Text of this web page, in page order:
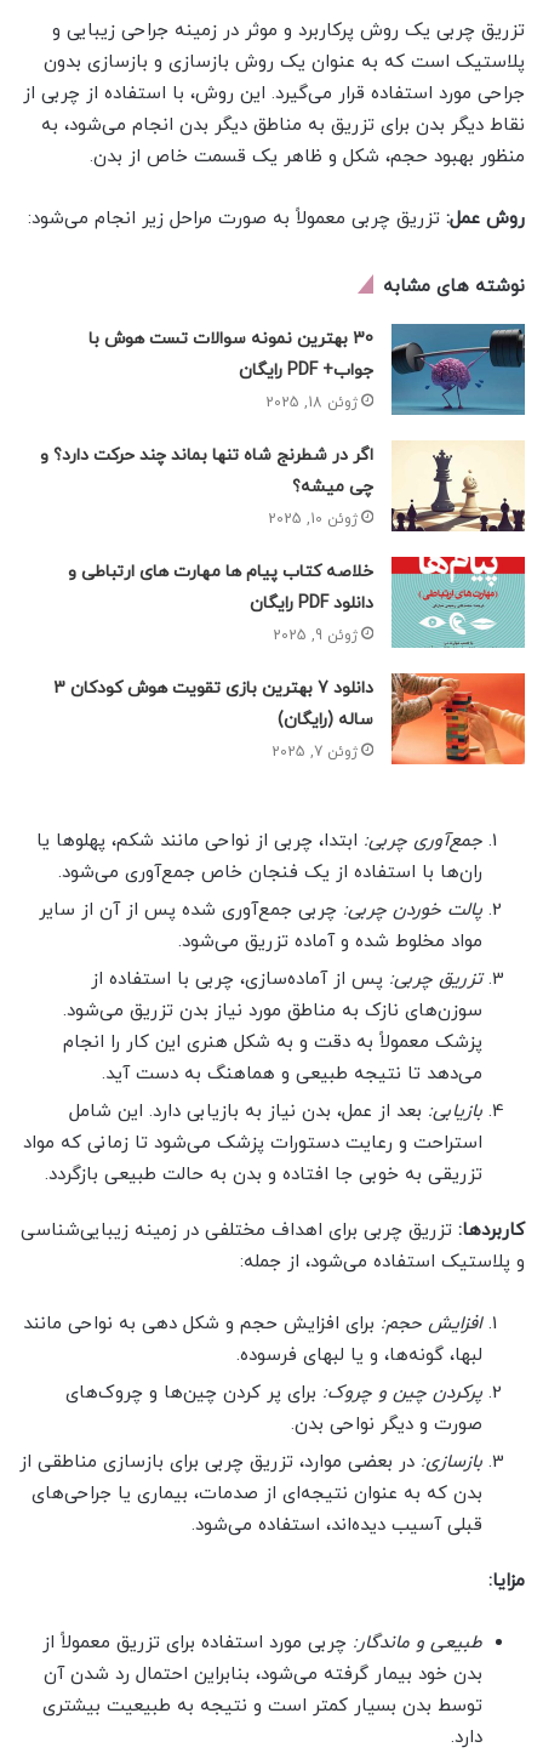
تزریق چربی یک روش پرکاربرد و موثر در زمینه جراحی زیبایی و
پلاستیک است که به عنوان یک روش بازسازی و بازسازی بدون
جراحی مورد استفاده قرار می‌گیرد. این روش، با استفاده از چربی از
نقاط دیگر بدن برای تزریق به مناطق دیگر بدن انجام می‌شود، به
منظور بهبود حجم، شکل و ظاهر یک قسمت خاص از بدن.
روش عمل: تزریق چربی معمولاً به صورت مراحل زیر انجام می‌شود:
نوشته های مشابه
30 بهترین نمونه سوالات تست هوش با
جواب+ PDF رایگان
ژوئن 18, 2025
اگر در شطرنج شاه تنها بماند چند حرکت دارد؟ و
چی میشه؟
ژوئن 10, 2025
خلاصه کتاب پیام ها مهارت های ارتباطی و
دانلود PDF رایگان
ژوئن 9, 2025
دانلود 7 بهترین بازی تقویت هوش کودکان 3
ساله (رایگان)
ژوئن 7, 2025
جمع‌آوری چربی: ابتدا، چربی از نواحی مانند شکم، پهلوها یا
ران‌ها با استفاده از یک فنجان خاص جمع‌آوری می‌شود.
پالت خوردن چربی: چربی جمع‌آوری شده پس از آن از سایر
مواد مخلوط شده و آماده تزریق می‌شود.
تزریق چربی: پس از آماده‌سازی، چربی با استفاده از
سوزن‌های نازک به مناطق مورد نیاز بدن تزریق می‌شود.
پزشک معمولاً به دقت و به شکل هنری این کار را انجام
می‌دهد تا نتیجه طبیعی و هماهنگ به دست آید.
بازیابی: بعد از عمل، بدن نیاز به بازیابی دارد. این شامل
استراحت و رعایت دستورات پزشک می‌شود تا زمانی که مواد
تزریقی به خوبی جا افتاده و بدن به حالت طبیعی بازگردد.
کاربردها: تزریق چربی برای اهداف مختلفی در زمینه زیبایی‌شناسی
و پلاستیک استفاده می‌شود، از جمله:
افزایش حجم: برای افزایش حجم و شکل دهی به نواحی مانند
لبها، گونه‌ها، و یا لبهای فرسوده.
پرکردن چین و چروک: برای پر کردن چین‌ها و چروک‌های
صورت و دیگر نواحی بدن.
بازسازی: در بعضی موارد، تزریق چربی برای بازسازی مناطقی از
بدن که به عنوان نتیجه‌ای از صدمات، بیماری یا جراحی‌های
قبلی آسیب دیده‌اند، استفاده می‌شود.
مزایا:
طبیعی و ماندگار: چربی مورد استفاده برای تزریق معمولاً از
بدن خود بیمار گرفته می‌شود، بنابراین احتمال رد شدن آن
توسط بدن بسیار کمتر است و نتیجه به طبیعیت بیشتری
دارد.